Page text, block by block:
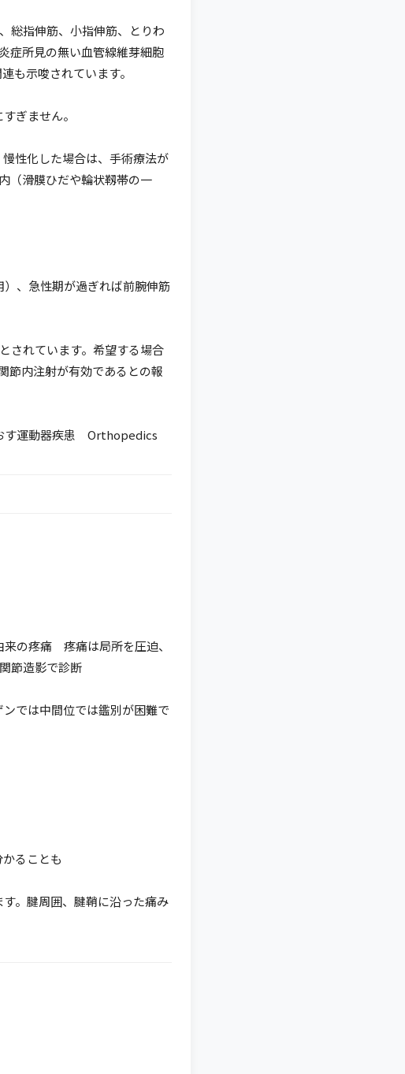
総指伸筋、小指伸筋、とりわ
症所見の無い血管線維芽細胞
も示唆されています。
ぎません。
性化した場合は、手術療法が
（滑膜ひだや輪状靱帯の一
、急性期が過ぎれば前腕伸筋
されています。希望する場合
節内注射が有効であるとの報
す運動器疾患 Orthopedics
の疼痛 疼痛は局所を圧迫、
節造影で診断
では中間位では鑑別が困難で
ることも
。腱周囲、腱鞘に沿った痛み